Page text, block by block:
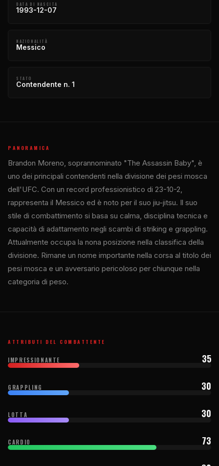
DATA DI NASCITA
1993-12-07
NAZIONALITÀ
Messico
STATO
Contendente n. 1
PANORAMICA
Brandon Moreno, soprannominato "The Assassin Baby", è
uno dei principali contendenti nella divisione dei pesi mosca
dell'UFC. Con un record professionistico di 23-10-2,
rappresenta il Messico ed è noto per il suo jiu-jitsu. Il suo
stile di combattimento si basa su calma, disciplina tecnica e
capacità di adattamento negli scambi di striking e grappling.
Attualmente occupa la nona posizione nella classifica della
divisione. Rimane un nome importante nella corsa al titolo dei
pesi mosca e un avversario pericoloso per chiunque nella
categoria di peso.
ATTRIBUTI DEL COMBATTENTE
IMPRESSIONANTE 35
GRAPPLING 30
LOTTA 30
CARDIO 73